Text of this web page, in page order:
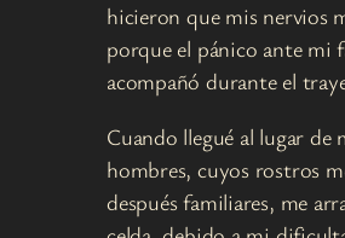
hicieron que mis nervios
porque el pánico ante mi
acompañó durante el
Cuando llegué al lugar de
hombres, cuyos rostros
después familiares, me